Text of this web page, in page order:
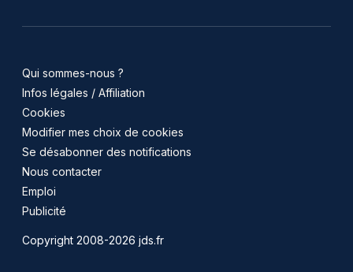
Qui sommes-nous ?
Infos légales / Affiliation
Cookies
Modifier mes choix de cookies
Se désabonner des notifications
Nous contacter
Emploi
Publicité
Copyright 2008-2026 jds.fr